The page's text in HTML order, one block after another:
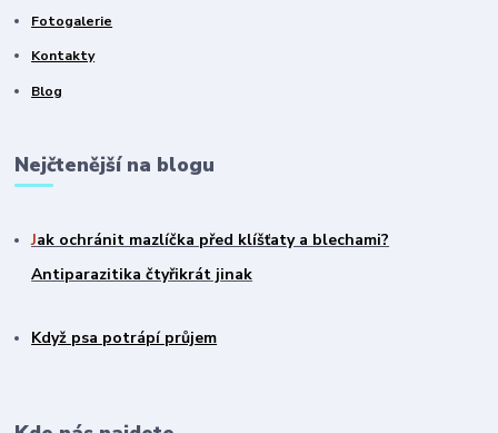
Fotogalerie
Kontakty
Blog
Nejčtenější na blogu
Jak ochránit mazlíčka před klíšťaty a blechami?
Antiparazitika čtyřikrát jinak
Když psa potrápí průjem